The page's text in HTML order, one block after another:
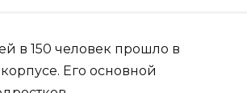
в 150 человек прошло в
Eго основной